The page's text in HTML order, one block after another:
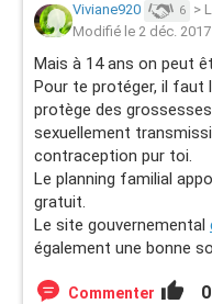
Viviane920 6 >
Modifié le 2 déc. 2017
Mais à 14 ans on peut
Pour te protéger, il faut
protège des
sexuellement
contraception pur toi.
Le planning familial
gratuit.
Le site gouvernemental
également une bonne
Commenter 0